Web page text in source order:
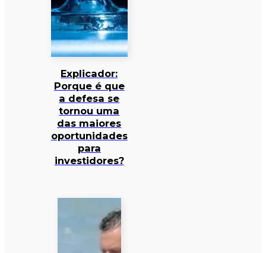
Explicador:
Porque é que
a defesa se
tornou uma
das maiores
oportunidades
para
investidores?